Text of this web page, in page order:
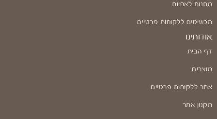
מתנות לאחיות
תכשיטים ללקוחות פרטיים
אודותינו
דף הבית
מוצרים
אתר ללקוחות פרטיים
תקנון אתר